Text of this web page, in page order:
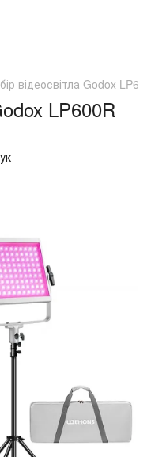
відеосвітла Godox
LP600R